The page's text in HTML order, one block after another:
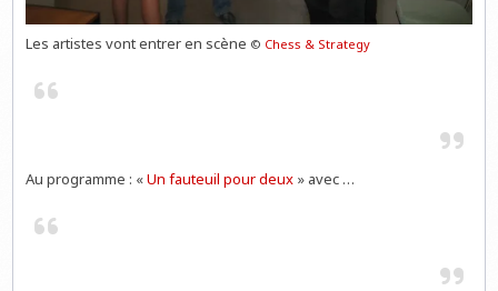
Les artistes vont entrer en scène © Chess & Strategy
Au programme : «Un fauteuil pour deux » avec …